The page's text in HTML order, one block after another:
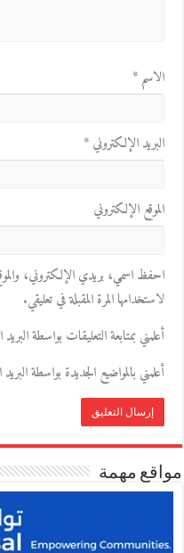
الاسم*
البريد الإلكتروني*
الموقع الإلكتروني
احفظ اسمي، بريدي الإلكتروني،
لاستخدامها المرة المقبلة في تعليقي.
أعلمني بمتابعة التعليقات بواسطة
أعلمني بالمواضيع الجديدة بواسطة
مواقع مهمة